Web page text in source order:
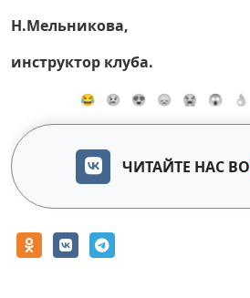
Н.Мельникова,
инструктор клуба.
😂 😢 😍 😞 😭 😱 👌
ЧИТАЙТЕ НАС ВО